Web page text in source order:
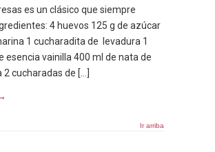
es un clásico que siempre
4 huevos 125 g de azúcar
1 cucharadita de levadura 1
esencia vainilla 400 ml de nata de
cucharadas de […]
Ir arriba